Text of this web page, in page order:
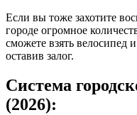
Если вы тоже захотите
городе огромное
сможете взять велосипед
оставив залог.
Система
(2026):